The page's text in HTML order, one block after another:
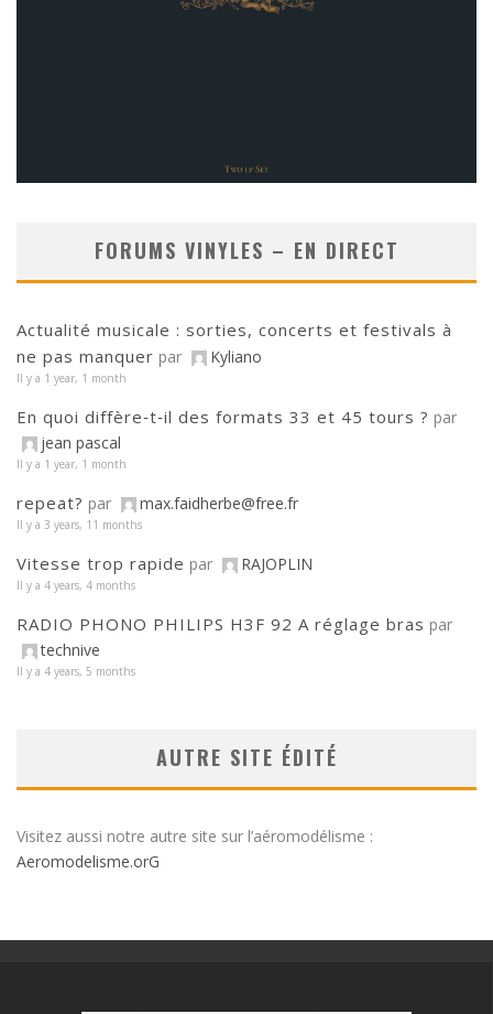
FORUMS VINYLES – EN DIRECT
Actualité musicale : sorties, concerts et festivals à
ne pas manquer par Kyliano
Il y a 1 year, 1 month
En quoi diffère‑t‑il des formats 33 et 45 tours ? par
jean pascal
Il y a 1 year, 1 month
repeat? par max.faidherbe@free.fr
Il y a 3 years, 11 months
Vitesse trop rapide par RAJOPLIN
Il y a 4 years, 4 months
RADIO PHONO PHILIPS H3F 92 A réglage bras par
technive
Il y a 4 years, 5 months
AUTRE SITE ÉDITÉ
Visitez aussi notre autre site sur l’aéromodélisme :
Aeromodelisme.orG